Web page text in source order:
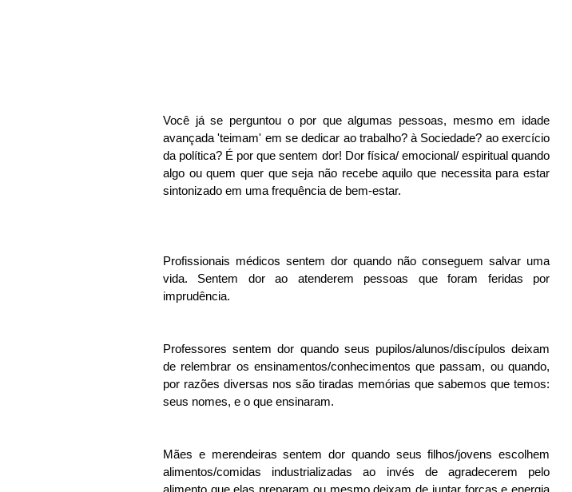
Você já se perguntou o por que algumas pessoas, mesmo em idade
avançada 'teimam' em se dedicar ao trabalho? à Sociedade? ao exercício
da política? É por que sentem dor! Dor física/ emocional/ espiritual quando
algo ou quem quer que seja não recebe aquilo que necessita para estar
sintonizado em uma frequência de bem-estar.
Profissionais médicos sentem dor quando não conseguem salvar uma
vida. Sentem dor ao atenderem pessoas que foram feridas por
imprudência.
Professores sentem dor quando seus pupilos/alunos/discípulos deixam
de relembrar os ensinamentos/conhecimentos que passam, ou quando,
por razões diversas nos são tiradas memórias que sabemos que temos:
seus nomes, e o que ensinaram.
Mães e merendeiras sentem dor quando seus filhos/jovens escolhem
alimentos/comidas industrializadas ao invés de agradecerem pelo